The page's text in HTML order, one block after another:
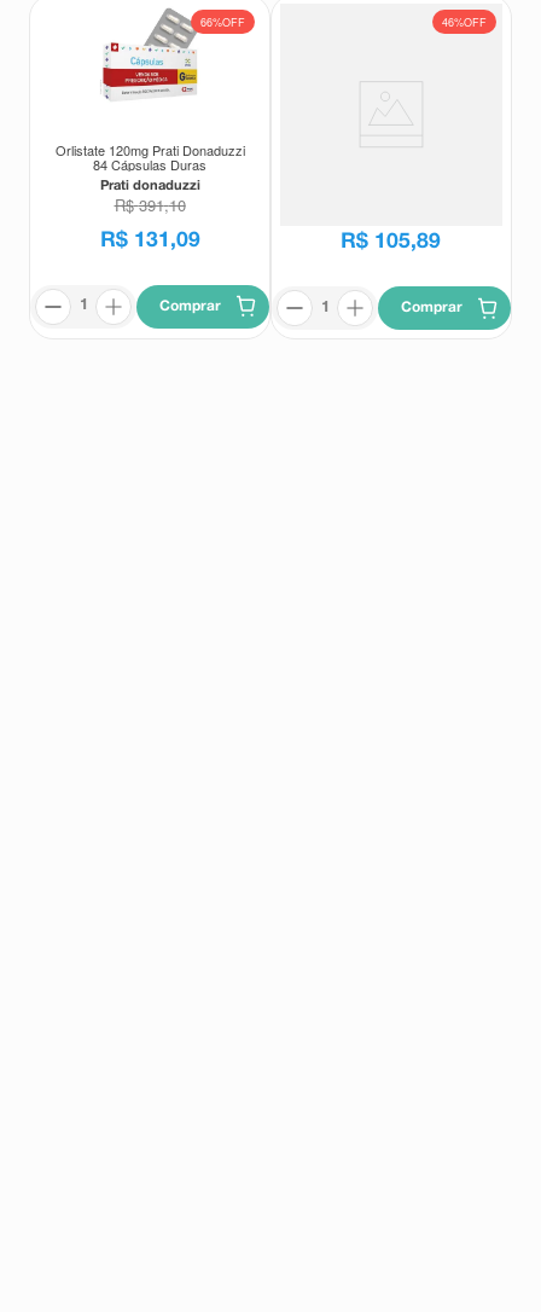
66%OFF
Orlistate 120mg Prati Donaduzzi
84 Cápsulas Duras
Prati donaduzzi
R$ 391,10
R$ 131 ,09
Comprar
46%OFF
Orlistate 120mg Prati Donaduzzi
R$ 105,89
Comprar